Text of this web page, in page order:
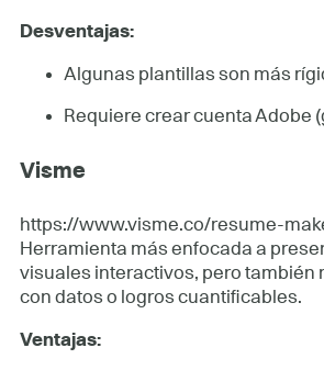
Desventajas:
Algunas plantillas son más
Requiere crear cuenta Adobe
Visme
https://www.visme.co/resume-
Herramienta más enfocada a
visuales interactivos, pero también
con datos o logros cuantificables.
Ventajas: